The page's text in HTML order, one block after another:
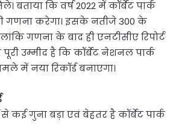
बताया कि वर्ष 2022 में कॉर्बेट पार्क
गणना करेगा। इसके नतीजे 300 के
गणना के बाद ही एनटीसीए रिपोर्ट
पूरी उम्मीद है कि कॉर्बेट नेशनल पार्क
में नया रिकॉर्ड बनाएगा।
से कई गुना बड़ा एवं बेहतर है कॉर्बेट पार्क